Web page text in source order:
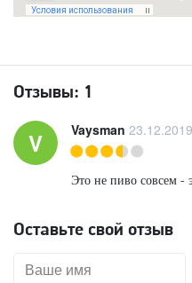
Отзывы: 1
V Vaysman 23.12.2019
Это не пиво совсем -
Оставьте свой отзыв